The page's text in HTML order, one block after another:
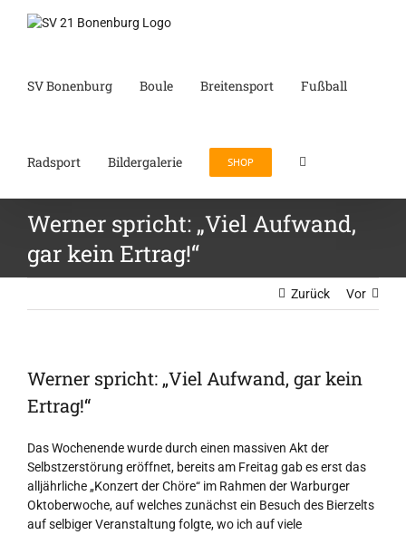
Inhalt
SV Bonenburg Boule Breitensport Fußball
Radsport Bildergalerie SHOP
Werner spricht: „Viel Aufwand,
gar kein Ertrag!“
Zurück Vor
Werner spricht: „Viel Aufwand, gar kein
Ertrag!“
Das Wochenende wurde durch einen massiven Akt der
Selbstzerstörung eröffnet, bereits am Freitag gab es erst das
alljährliche „Konzert der Chöre“ im Rahmen der Warburger
Oktoberwoche, auf welches zunächst ein Besuch des Bierzelts
auf selbiger Veranstaltung folgte, wo ich auf viele